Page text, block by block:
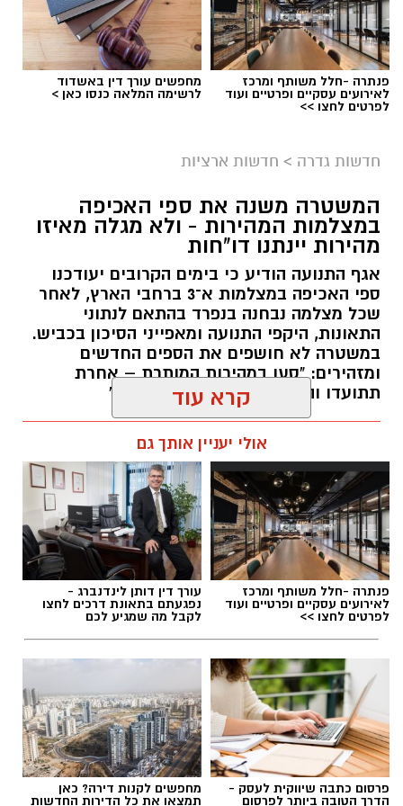
אילוסטרציה
המועצה המקומית גדרה הודיעה הערב (ראשון) על
השבוע, זאת בשל עומס החום הכבד הצפוי.
האירוע, שעליו פרסמנו לקראת קיומו, תוכנן להציע
לתושבי גדרה חוויית קמפינג משפחתית במסגרת
אירועי הקיץ ביישוב.
אלא שבעקבות התחזית והטמפרטורות הגבוהות
הצפויות השבוע, הוחלט שלא לקיים את האירוע
במועד המתוכנן ולדחותו.
לאירוע יפורסם בהקדם, וכי התושבים מתבקשים
לעקוב אחר העדכונים.
יש לכם מידע חשוב שטרם נחשף? צילומים מאירוע
חדשותי? מצאתם טעות בכתבה? נשמח שתשתפו
אותנו
פנתרה -חלל משותף ומרכז
לאירועים עסקיים ופרטיים ועוד
לפרטים לחצו >>
מחפשים עורך דין באשדוד
לרשימה המלאה כנסו כאן >
חדשות גדרה > חדשות ארציות
המשטרה משנה את ספי האכיפה
במצלמות המהירות - ולא מגלה מאיזו
מהירות יינתנו דו"חות
אגף התנועה הודיע כי בימים הקרובים יעודכנו
ספי האכיפה במצלמות א־3 ברחבי הארץ, לאחר
שכל מצלמה נבחנה בנפרד בהתאם לנתוני
התאונות, היקפי התנועה ומאפייני הסיכון בכביש.
במשטרה לא חושפים את הספים החדשים
ומזהירים: "סעו במהירות המותרת – אחרת
תתועדו והדו"ח יישלח ישירות אליכם"
תגים:מצלמות מהירות, עדכון סף האכיפה במצלמות
מהירות
קרא עוד
אולי יעניין אותך גם
פנתרה -חלל משותף ומרכז
לאירועים עסקיים ופרטיים ועוד
לפרטים לחצו >>
עורך דין דותן לינדנברג -
נפגעתם בתאונת דרכים לחצו
לקבל מה שמגיע לכם
פרסום כתבה שיווקית לעסק -
הדרך הטובה ביותר לפרסום
מחפשים לקנות דירה? כאן
תמצאו את כל הדירות החדשות